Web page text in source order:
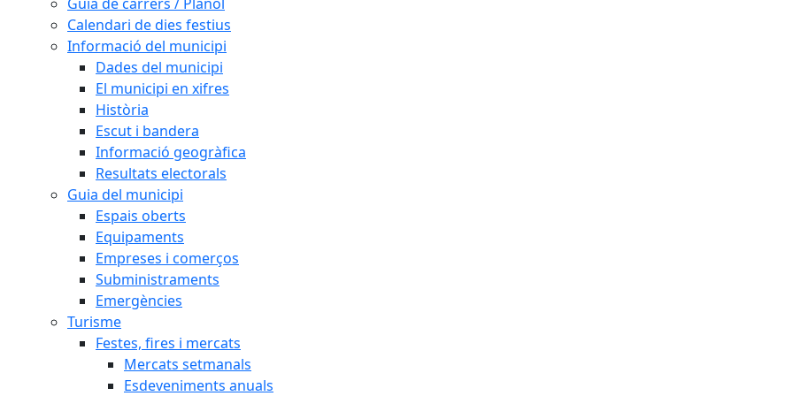
Calendari de dies festius
Informació del municipi
Dades del municipi
El municipi en xifres
Història
Escut i bandera
Informació geogràfica
Resultats electorals
Guia del municipi
Espais oberts
Equipaments
Empreses i comerços
Subministraments
Emergències
Turisme
Festes, fires i mercats
Mercats setmanals
Esdeveniments anuals